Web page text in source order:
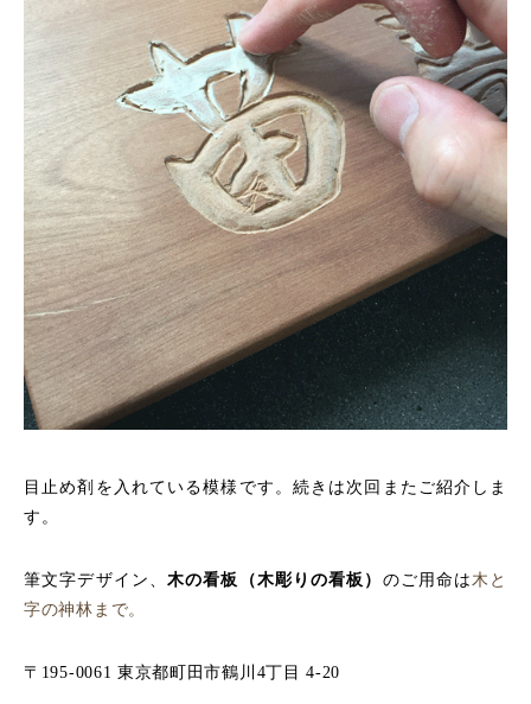
目止め剤を入れている模様です。続きは次回またご紹介しま
す。
筆文字デザイン、木の看板（木彫りの看板） のご用命は 木と
字の神林まで。
〒195-0061 東京都町田市鶴川4丁目 4-20